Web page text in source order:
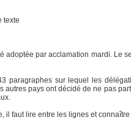
texte
adoptée par acclamation mardi. Le
paragraphes sur lequel les
autres pays ont décidé de ne pas
il faut lire entre les lignes et